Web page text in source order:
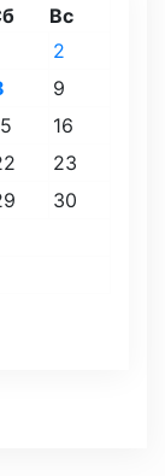
Вс
2
9
16
23
30